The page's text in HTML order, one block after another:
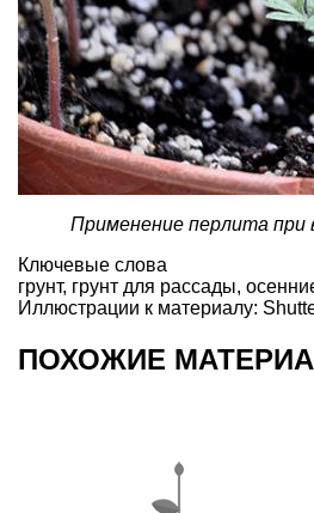
Применение перлита при
Ключевые слова
грунт, грунт для рассады,
Иллюстрации к материалу:
ПОХОЖИЕ